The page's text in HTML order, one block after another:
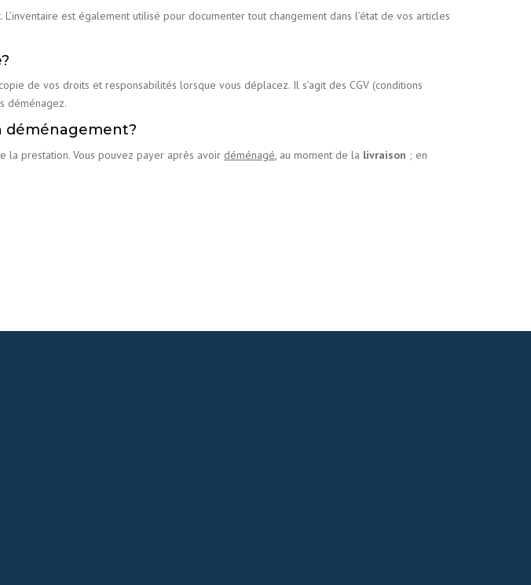
est également utilisé pour documenter tout changement dans l’état de vos articles
de vos droits et responsabilités lorsque vous déplacez. Il s’agit des CGV (conditions
déménagez.
déménagement?
prestation. Vous pouvez payer après avoir déménagé , au moment de la livraison ; en